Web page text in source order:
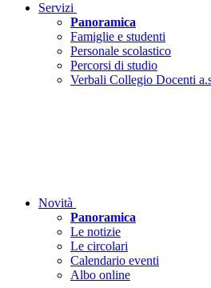
Servizi
Panoramica
Famiglie e studenti
Personale scolastico
Percorsi di studio
Verbali Collegio Docenti
Novità
Panoramica
Le notizie
Le circolari
Calendario eventi
Albo online